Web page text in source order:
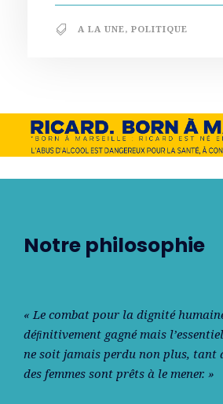
A LA UNE, POLITIQUE
Notre philosophie
« Le combat pour la dignité
déﬁnitivement gagné mais
ne soit jamais perdu non plus, tant
des femmes sont prêts à le mener. »